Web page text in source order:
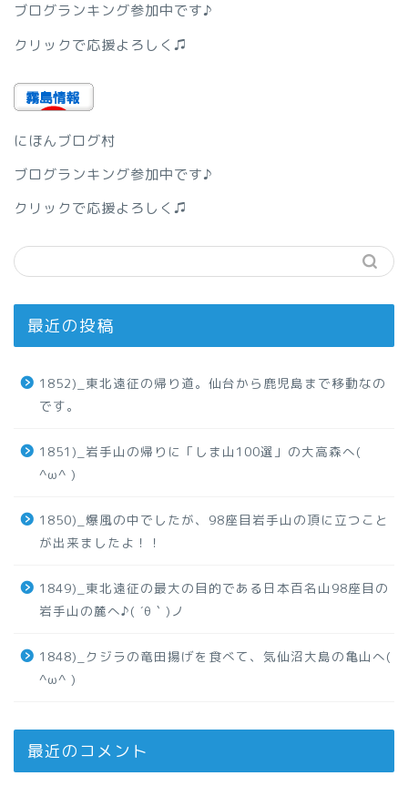
ブログランキング参加中です♪
クリックで応援よろしく♫
にほんブログ村
ブログランキング参加中です♪
クリックで応援よろしく♫
最近の投稿
1852)_東北遠征の帰り道。仙台から鹿児島まで移動なの
です。
1851)_岩手山の帰りに「しま山100選」の大高森へ(
^ω^ )
1850)_爆風の中でしたが、98座目岩手山の頂に立つこと
が出来ましたよ！！
1849)_東北遠征の最大の目的である日本百名山98座目の
岩手山の麓へ♪( ´θ｀)ノ
1848)_クジラの竜田揚げを食べて、気仙沼大島の亀山へ(
^ω^ )
最近のコメント